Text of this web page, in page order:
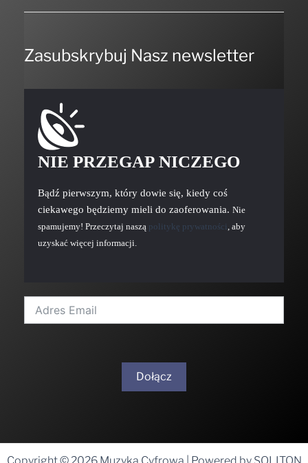
Zasubskrybuj Nasz newsletter
NIE PRZEGAP NICZEGO
Bądź pierwszym, który dowie się, kiedy coś
ciekawego będziemy mieli do zaoferowania. Nie
spamujemy! Przeczytaj naszą politykę prywatności, aby
uzyskać więcej informacji.
Dołącz